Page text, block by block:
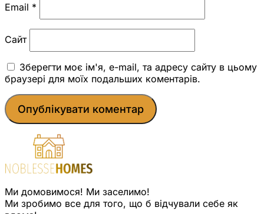
Email *
Сайт
Зберегти моє ім'я, e-mail, та адресу сайту в цьому
браузері для моїх подальших коментарів.
Ми домовимося! Ми заселимо!
Ми зробимо все для того, що б відчували себе як